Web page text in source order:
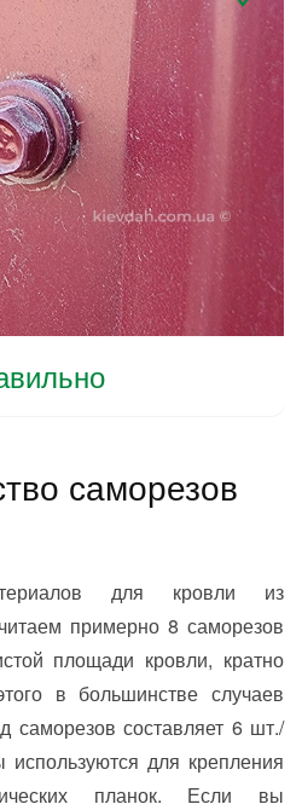
саморезов
для кровли из
примерно 8 саморезов
площади кровли, кратно
в большинстве случаев
саморезов составляет 6 шт./
для крепления
планок. Если вы